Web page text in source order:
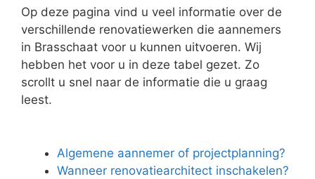
Op deze pagina vind u veel informatie over de
verschillende renovatiewerken die aannemers
in Brasschaat voor u kunnen uitvoeren. Wij
hebben het voor u in deze tabel gezet. Zo
scrollt u snel naar de informatie die u graag
leest.
Algemene aannemer of projectplanning?
Wanneer renovatiearchitect inschakelen?